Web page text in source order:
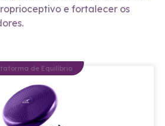
e fortalecer os
de Equilíbrio